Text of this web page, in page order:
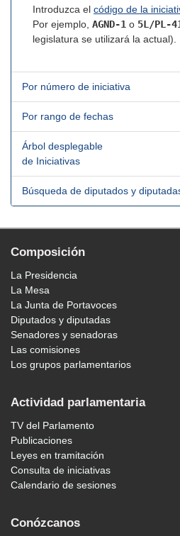
Introduzca el código de la
Por ejemplo, AGND-1 o 5L/PL-
legislatura se utilizará la actual).
Por número de iniciativa
Por rango de fechas
Árbol desplegable
de Iniciativas
Búsqueda de diputados y
Composición
La Presidencia
La Mesa
La Junta de Portavoces
Diputados y diputadas
Senadores y senadoras
Las comisiones
Los grupos parlamentarios
Actividad parlamentaria
TV del Parlamento
Publicaciones
Leyes en tramitación
Consulta de iniciativas
Calendario de sesiones
Conózcanos